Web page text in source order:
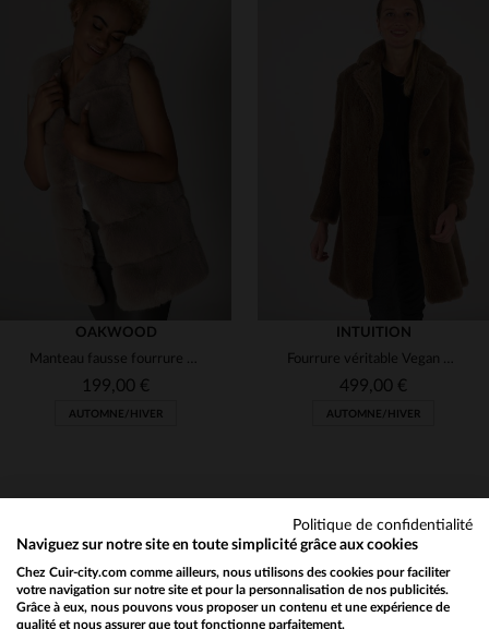
TAILLES DISPONIBLES
OAKWOOD
Manteau fausse fourrure sans manche
199,00 €
AUTOMNE/HIVER
TAILLES DISPONIBLES
INTUITION
Fourrure véritable Vegan en laine tricotée
499,00 €
AUTOMNE/HIVER
NEWSLETTER
Recevez par mail nos promos
Politique de confidentialité
Naviguez sur notre site en toute simplicité grâce aux cookies
Chez Cuir-city.com comme ailleurs, nous utilisons des cookies pour faciliter
votre navigation sur notre site et pour la personnalisation de nos publicités.
Grâce à eux, nous pouvons vous proposer un contenu et une expérience de
qualité et nous assurer que tout fonctionne parfaitement.